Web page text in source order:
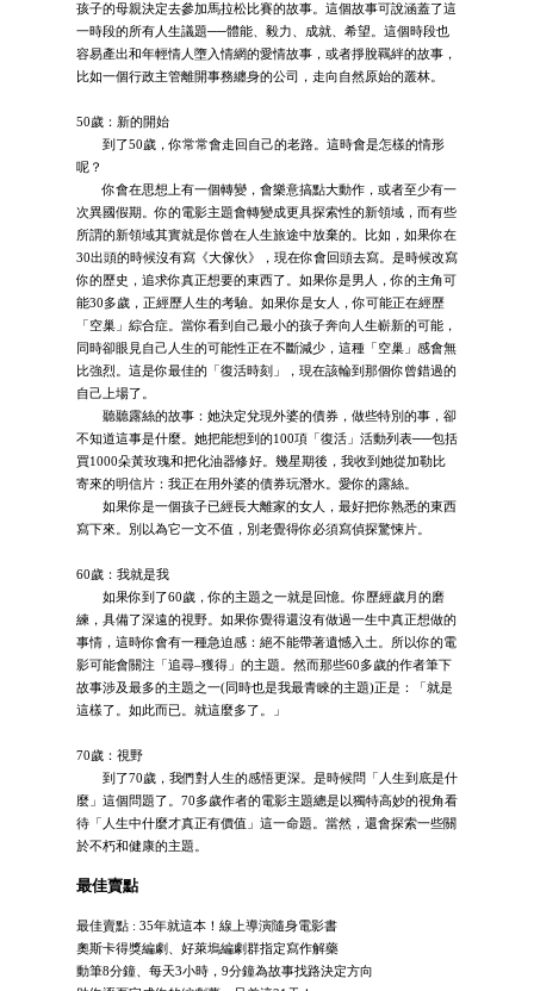
孩子的母親決定去參加馬拉松比賽的故事。這個故事可說涵蓋了這
一時段的所有人生議題──體能、毅力、成就、希望。這個時段也
容易產出和年輕情人墮入情網的愛情故事，或者掙脫羈絆的故事，
比如一個行政主管離開事務纏身的公司，走向自然原始的叢林。
50歲：新的開始
到了50歲，你常常會走回自己的老路。這時會是怎樣的情形
呢？
你會在思想上有一個轉變，會樂意搞點大動作，或者至少有一
次異國假期。你的電影主題會轉變成更具探索性的新領域，而有些
所謂的新領域其實就是你曾在人生旅途中放棄的。比如，如果你在
30出頭的時候沒有寫《大傢伙》，現在你會回頭去寫。是時候改寫
你的歷史，追求你真正想要的東西了。如果你是男人，你的主角可
能30多歲，正經歷人生的考驗。如果你是女人，你可能正在經歷
「空巢」綜合症。當你看到自己最小的孩子奔向人生嶄新的可能，
同時卻眼見自己人生的可能性正在不斷減少，這種「空巢」感會無
比強烈。這是你最佳的「復活時刻」，現在該輪到那個你曾錯過的
自己上場了。
聽聽露絲的故事：她決定兌現外婆的債券，做些特別的事，卻
不知道這事是什麼。她把能想到的100項「復活」活動列表──包括
買1000朵黃玫瑰和把化油器修好。幾星期後，我收到她從加勒比
寄來的明信片：我正在用外婆的債券玩潛水。愛你的露絲。
如果你是一個孩子已經長大離家的女人，最好把你熟悉的東西
寫下來。別以為它一文不值，別老覺得你必須寫偵探驚悚片。
60歲：我就是我
如果你到了60歲，你的主題之一就是回憶。你歷經歲月的磨
練，具備了深遠的視野。如果你覺得還沒有做過一生中真正想做的
事情，這時你會有一種急迫感：絕不能帶著遺憾入土。所以你的電
影可能會關注「追尋–獲得」的主題。然而那些60多歲的作者筆下
故事涉及最多的主題之一(同時也是我最青睞的主題)正是：「就是
這樣了。如此而已。就這麼多了。」
70歲：視野
到了70歲，我們對人生的感悟更深。是時候問「人生到底是什
麼」這個問題了。70多歲作者的電影主題總是以獨特高妙的視角看
待「人生中什麼才真正有價值」這一命題。當然，還會探索一些關
於不朽和健康的主題。
最佳賣點
最佳賣點 : 35年就這本！線上導演隨身電影書
奧斯卡得獎編劇、好萊塢編劇群指定寫作解藥
動筆8分鐘、每天3小時，9分鐘為故事找路決定方向